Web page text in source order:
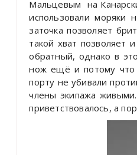
Мальцевым на
использовали моряки
заточка позволяет
такой хват позволяет
обратный, однако в
нож ещё и потому что
порту не убивали
члены экипажа
приветствовалось, а